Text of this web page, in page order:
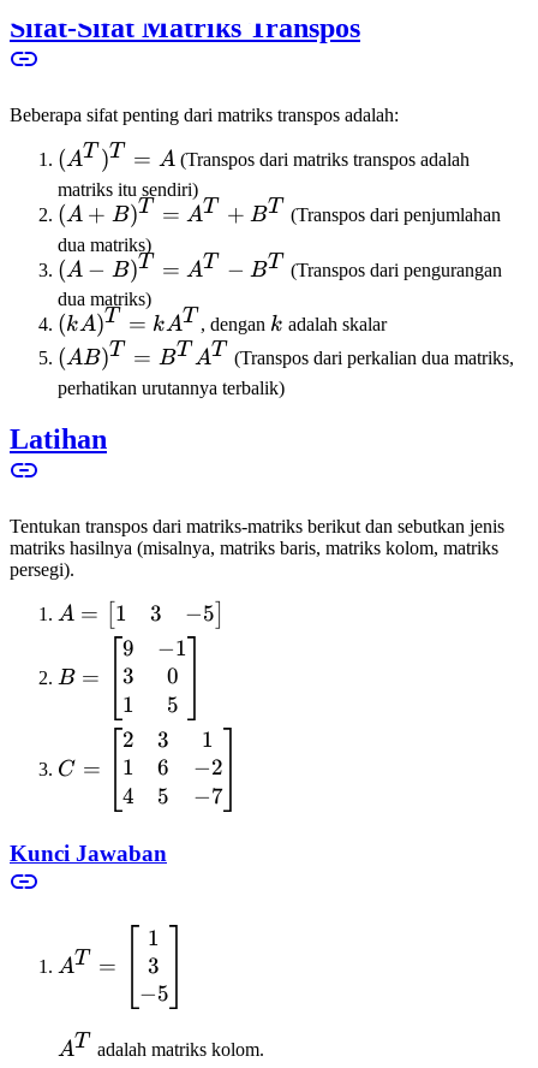
Sifat-Sifat Matriks Transpos
Beberapa sifat penting dari matriks transpos adalah:
(A^T)^T
= A
(AT )T = A (Transpos dari matriks transpos adalah
matriks itu sendiri)
(A +
B)^T
=
A^T
+
B^T
(A + B)T = AT + BT (Transpos dari penjumlahan
dua matriks)
(A -
B)^T
=
A^T
-
B^T
(A − B)T = AT − BT (Transpos dari pengurangan
dua matriks)
(kA)^T
=
kA^T
(kA)T = kAT , dengan k
k adalah skalar
(AB)^T
= B^T
(AB)T = BT AT (Transpos dari perkalian dua matriks,
perhatikan urutannya terbalik)
Latihan
Tentukan transpos dari matriks-matriks berikut dan sebutkan jenis
matriks hasilnya (misalnya, matriks baris, matriks kolom, matriks
persegi).
A =
\begin{bmatrix}
1 & 3 & -5
\end{bmatrix}
A = 1 3 −5
\begin{bmatrix}
9 & -1 \\ 3 & 0
\\ 1 & 5
\end{bmatrix}
B =
9
3
1
−1
0
5
\begin{bmatrix}
2 & 3 & 1 \\ 1 &
& -7
C =
2
1
4
3
6
5
1
−2
−7
Kunci Jawaban
\begin{bmatrix}
1 \\ 3 \\ -5
AT =
1
3
−5
A^T
AT adalah matriks kolom.